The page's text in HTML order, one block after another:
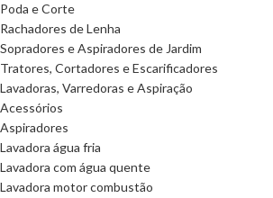
Poda e Corte
Rachadores de Lenha
Sopradores e Aspiradores de Jardim
Tratores, Cortadores e Escarificadores
Lavadoras, Varredoras e Aspiração
Acessórios
Aspiradores
Lavadora água fria
Lavadora com água quente
Lavadora motor combustão